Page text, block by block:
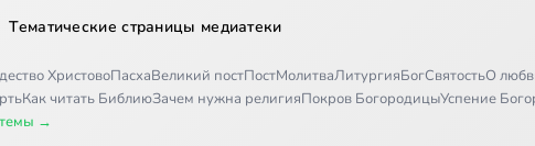
Тематические страницы медиатеки
ХристовоПасхаВеликий постПостМолитваЛитургияБогСвятостьО
Как читать БиблиюЗачем нужна религияПокров БогородицыУспение
→